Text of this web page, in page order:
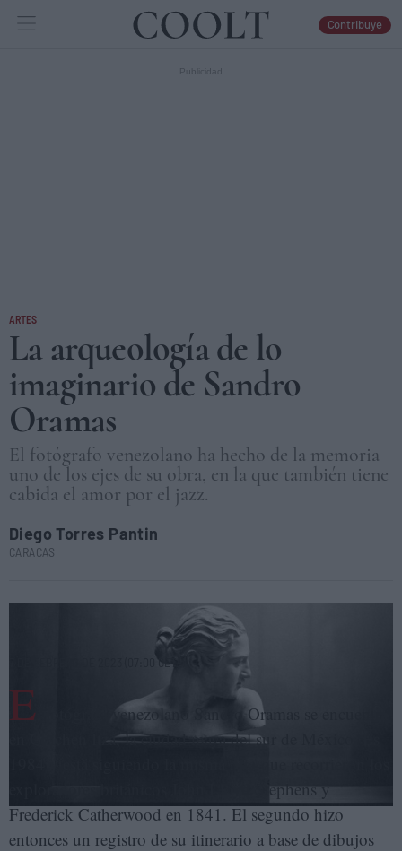
IDEAS
Contribuye
ARTES
La arqueología de lo
imaginario de Sandro
Oramas
El fotógrafo venezolano ha hecho de la memoria
uno de los ejes de su obra, en la que también tiene
cabida el amor por el jazz.
Diego Torres Pantin
CARACAS
Busto de mujer del Museo de Arte Moderno de Roma, 1980, de la serie
'Estanques de la memoria'. SANDRO ORAMAS
7 DE FEBRERO DE 2023 (07:00 CET)
E l fotógrafo venezolano Sandro Oramas se encuentra
en Chichen Itzá, la ciudad maya del sur de México. Es
exploradores británicos John Lloyd Stephens y
Frederick Catherwood en 1841. El segundo hizo
entonces un registro de su itinerario a base de dibujos